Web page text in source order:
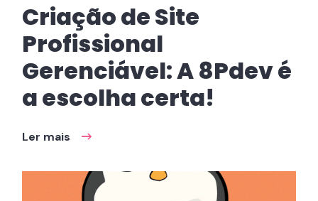
Criação de Site
Profissional
Gerenciável: A 8Pdev é
a escolha certa!
Ler mais